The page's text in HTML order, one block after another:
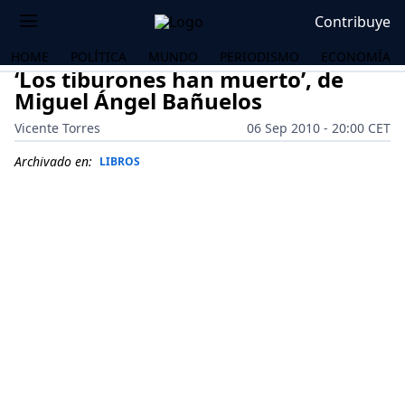
Contribuye
HOME POLÍTICA MUNDO PERIODISMO ECONOMÍA
‘Los tiburones han muerto’, de
Miguel Ángel Bañuelos
Vicente Torres
06 Sep 2010 - 20:00 CET
Archivado en: LIBROS